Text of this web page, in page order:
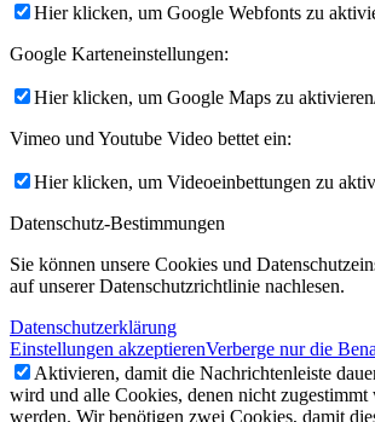
Hier klicken, um Google Webfonts zu
Google Karteneinstellungen:
Hier klicken, um Google Maps zu
Vimeo und Youtube Video bettet ein:
Hier klicken, um Videoeinbettungen zu
Datenschutz-Bestimmungen
Sie können unsere Cookies und
auf unserer Datenschutzrichtlinie nachlesen.
Datenschutzerklärung
Einstellungen akzeptierenVerberge nur die
Aktivieren, damit die Nachrichtenleiste
wird und alle Cookies, denen nicht zugestimmt
werden. Wir benötigen zwei Cookies, damit